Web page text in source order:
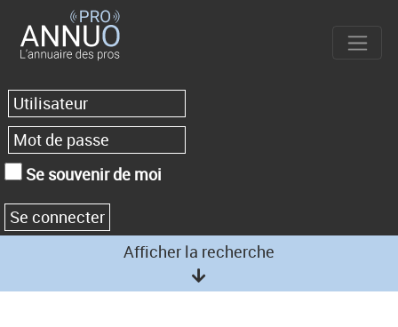
Se souvenir de moi
Afficher la recherche